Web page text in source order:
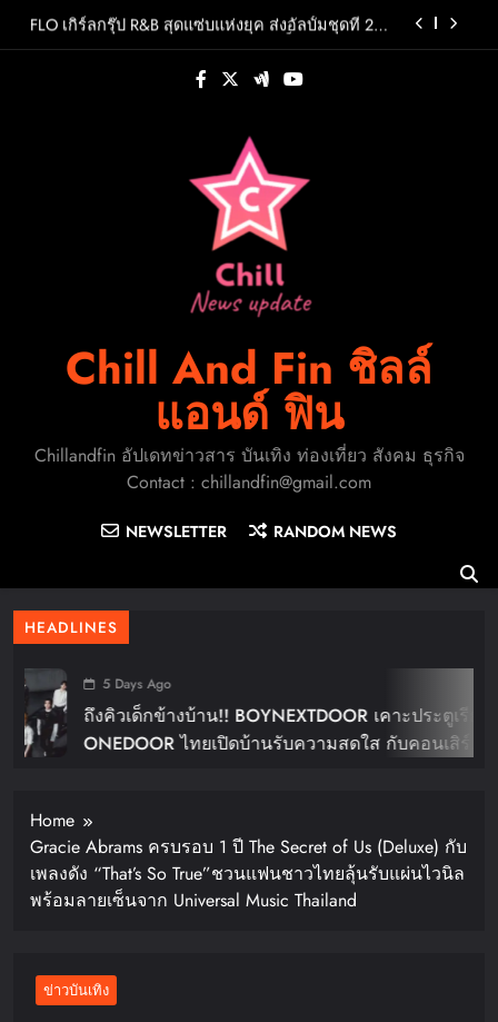
ชอบแห่งปี 2026
FLO เกิร์ลกรุ๊ป R&B สุดแซ่บแห่งยุค ส่งอัลบั้มชุดที่ 2
THERAPY AT THE CLUB พร้อมปล่อยเอ็มวี “Cry Ugly”
ปักหมุดวันหยุดนี้! ออกไปสร้างช่วงเวลาพิเศษกับ
ครอบครัว สร้างความทรงจำดีๆไปกับออนิกซ์ฮอสพิ
เพลงสุดไวรัล “Ain’t In LA”พร้อมประกาศอัลบั้มเดบิ
วต์ PRIMA เตรียมปล่อย 4 ก.ย. นี้
ชวนโหวต “People’s Choice Awards” ดันผู้บริโภค
ร่วมตัดสินสุดยอดบริษัทอสังหาฯและเอเจนต์ที่ชื่น
FLO เกิร์ลกรุ๊ป R&B สุดแซ่บแห่งยุค ส่งอัลบั้มชุดที่ 2
THERAPY AT THE CLUB พร้อมปล่อยเอ็มวี “Cry Ugly”
โดนใจแฟนคลับ ก่อนบินมาเจอแฟนไทย 29 สิงหาคม
ปักหมุดวันหยุดนี้! ออกไปสร้างช่วงเวลาพิเศษกับ
ครอบครัว สร้างความทรงจำดีๆไปกับออนิกซ์ฮอสพิ
Chill And Fin ชิลล์
แอนด์ ฟิน
Chillandfin อัปเดทข่าวสาร บันเทิง ท่องเที่ยว สังคม ธุรกิจ
Contact : chillandfin@gmail.com
NEWSLETTER RANDOM NEWS
HEADLINES
5 Days Ago
ถึงคิวเด็กข้างบ้าน!! BOYNEXTDOOR เคาะประตูเรียก
ONEDOOR ไทยเปิดบ้านรับความสดใส กับคอนเสิร์ต
Home
Gracie Abrams ครบรอบ 1 ปี The Secret of Us (Deluxe) กับ
เพลงดัง “That’s So True”ชวนแฟนชาวไทยลุ้นรับแผ่นไวนิล
พร้อมลายเซ็นจาก Universal Music Thailand
ข่าวบันเทิง